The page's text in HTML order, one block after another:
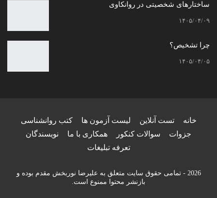
ساختارهای شخصیتی در روانکاوی
۱۴۰۵/۰۴/۰۹
چرا تشخیص؟
۱۴۰۵/۰۴/۰۵
خانه تست آنلاین لیست آزمون ها
کتب روانشناسی
جزوات
سوالات کنکور همکاری با ما
نویسندگان
تعرفه تبلیغات
2026 - تمامی حقوق سایت متعلق به علیرضا نوربخش مقدم بوده و
بازنشر محتوا ممنوع است.